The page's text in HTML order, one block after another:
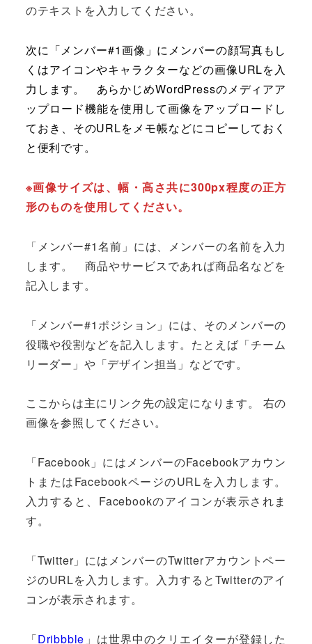
のテキストを入力してください。
次に「メンバー#1画像」にメンバーの顔写真もし
くはアイコンやキャラクターなどの画像URLを入
力します。 あらかじめWordPressのメディアア
ップロード機能を使用して画像をアップロードし
ておき、そのURLをメモ帳などにコピーしておく
と便利です。
※画像サイズは、幅・高さ共に300px程度の正方
形のものを使用してください。
「メンバー#1名前」には、メンバーの名前を入力
します。 商品やサービスであれば商品名などを
記入します。
「メンバー#1ポジション」には、そのメンバーの
役職や役割などを記入します。たとえば「チーム
リーダー」や「デザイン担当」などです。
ここからは主にリンク先の設定になります。 右の
画像を参照してください。
「Facebook」にはメンバーのFacebookアカウン
トまたはFacebookページのURLを入力します。
入力すると、Facebookのアイコンが表示されま
す。
「Twitter」にはメンバーのTwitterアカウントペー
ジのURLを入力します。入力するとTwitterのアイ
コンが表示されます。
「Dribbble 」は世界中のクリエイターが登録した